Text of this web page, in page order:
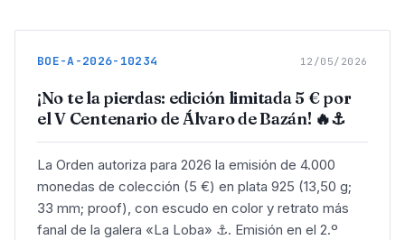
BOE-A-2026-10234 12/05/2026
¡No te la pierdas: edición limitada 5 € por
el V Centenario de Álvaro de Bazán! 🔥⚓
La Orden autoriza para 2026 la emisión de 4.000
monedas de colección (5 €) en plata 925 (13,50 g;
33 mm; proof), con escudo en color y retrato más
fanal de la galera «La Loba» ⚓. Emisión en el 2.º